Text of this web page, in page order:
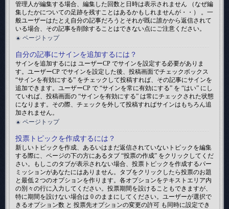
管理人が編集する場合、編集した回数と日時は表示されません （なぜ編
集したかについての足跡を残すことはあるかもしれませんが・・） 。一
般ユーザーはたとえ自分の記事だろうとそれが既に誰かから返信されて
いる場合、その記事を削除することはできない点にご注意ください。
ページトップ
自分の記事にサインを追加するには？
サインを追加するには ユーザーCP でサインを設定する必要がありま
す。ユーザーCP でサインを設定した後、投稿画面でチェックボックス
“サインを有効にする” をチェックして投稿すれば、その記事にサインを
追加できます。ユーザーCP で “サインを常に有効にする” を “はい” にし
ていれば、投稿画面の “サインを有効にする” は常にチェックされた状態
になります。その際、チェックを外して投稿すればサインはもちろん追
加されません。
ページトップ
投票トピックを作成するには？
新しいトピックを作成、あるいはまだ返信されていないトピックを編集
する際に、ページの下の方にあるタブ “投票の作成” をクリックしてくだ
さい。もしこのタブが表示されない場合、投票トピックを作成するパー
ミッションがあなたにはありません。タブをクリックしたら投票のお題
と最低２つのオプションを作ります。各オプションをテキストエリア内
の別々の行に入力してください。投票期間を設けることもできますが、
特に期間を設けない場合は 0 のままにしてください。ユーザーが選択で
きるオプション数 と 投票先オプションの変更の許可 も同時に設定でき